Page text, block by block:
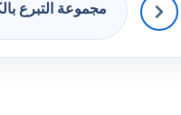
مجموعة التبرع